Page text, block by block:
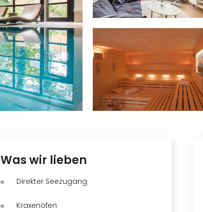
Was wir lieben
Direkter Seezugang
Kraxenöfen